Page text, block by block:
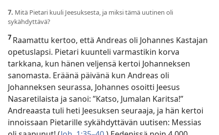
7. Mitä Pietari kuuli Jeesuksesta, ja miksi tämä uutinen oli
sykähdyttävä?
7 Raamattu kertoo, että Andreas oli Johannes Kastajan
opetuslapsi. Pietari kuunteli varmastikin korva
tarkkana, kun hänen veljensä kertoi Johanneksen
sanomasta. Eräänä päivänä kun Andreas oli
Johanneksen seurassa, Johannes osoitti Jeesus
Nasaretilaista ja sanoi: ”Katso, Jumalan Karitsa!”
Andreaasta tuli heti Jeesuksen seuraaja, ja hän kertoi
innoissaan Pietarille sykähdyttävän uutisen: Messias